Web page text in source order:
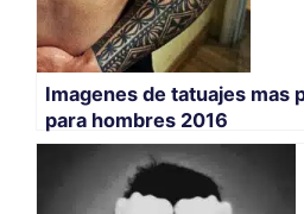
Imagenes de tatuajes mas
para hombres 2016